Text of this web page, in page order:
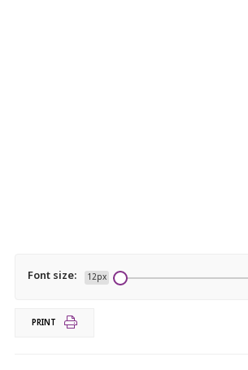
Font size: 12px
PRINT